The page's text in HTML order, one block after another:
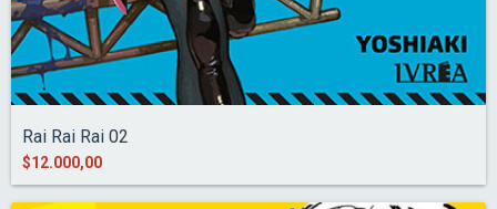
Rai Rai Rai 02
$12.000,00